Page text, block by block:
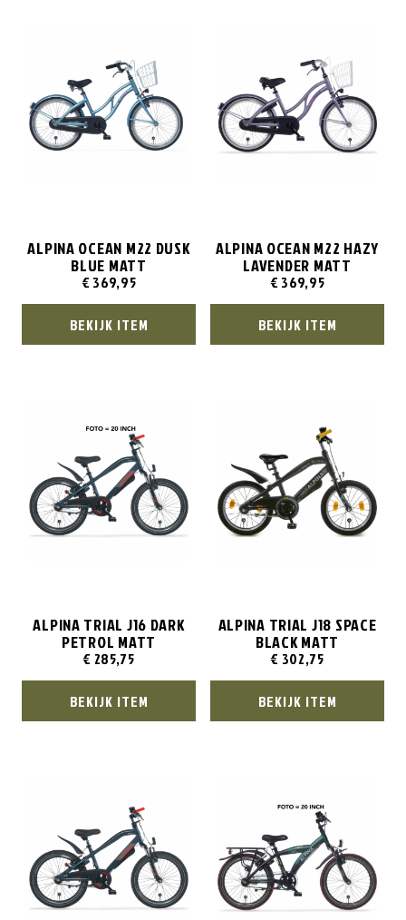
ALPINA OCEAN M22 DUSK
BLUE MATT
€ 369,95
BEKIJK ITEM
ALPINA OCEAN M22 HAZY
LAVENDER MATT
€ 369,95
BEKIJK ITEM
ALPINA TRIAL J16 DARK
PETROL MATT
€ 285,75
BEKIJK ITEM
ALPINA TRIAL J18 SPACE
BLACK MATT
€ 302,75
BEKIJK ITEM